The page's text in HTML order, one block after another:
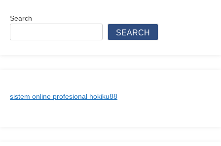
Karier
Peta
Search
SEARCH
sistem online profesional hokiku88